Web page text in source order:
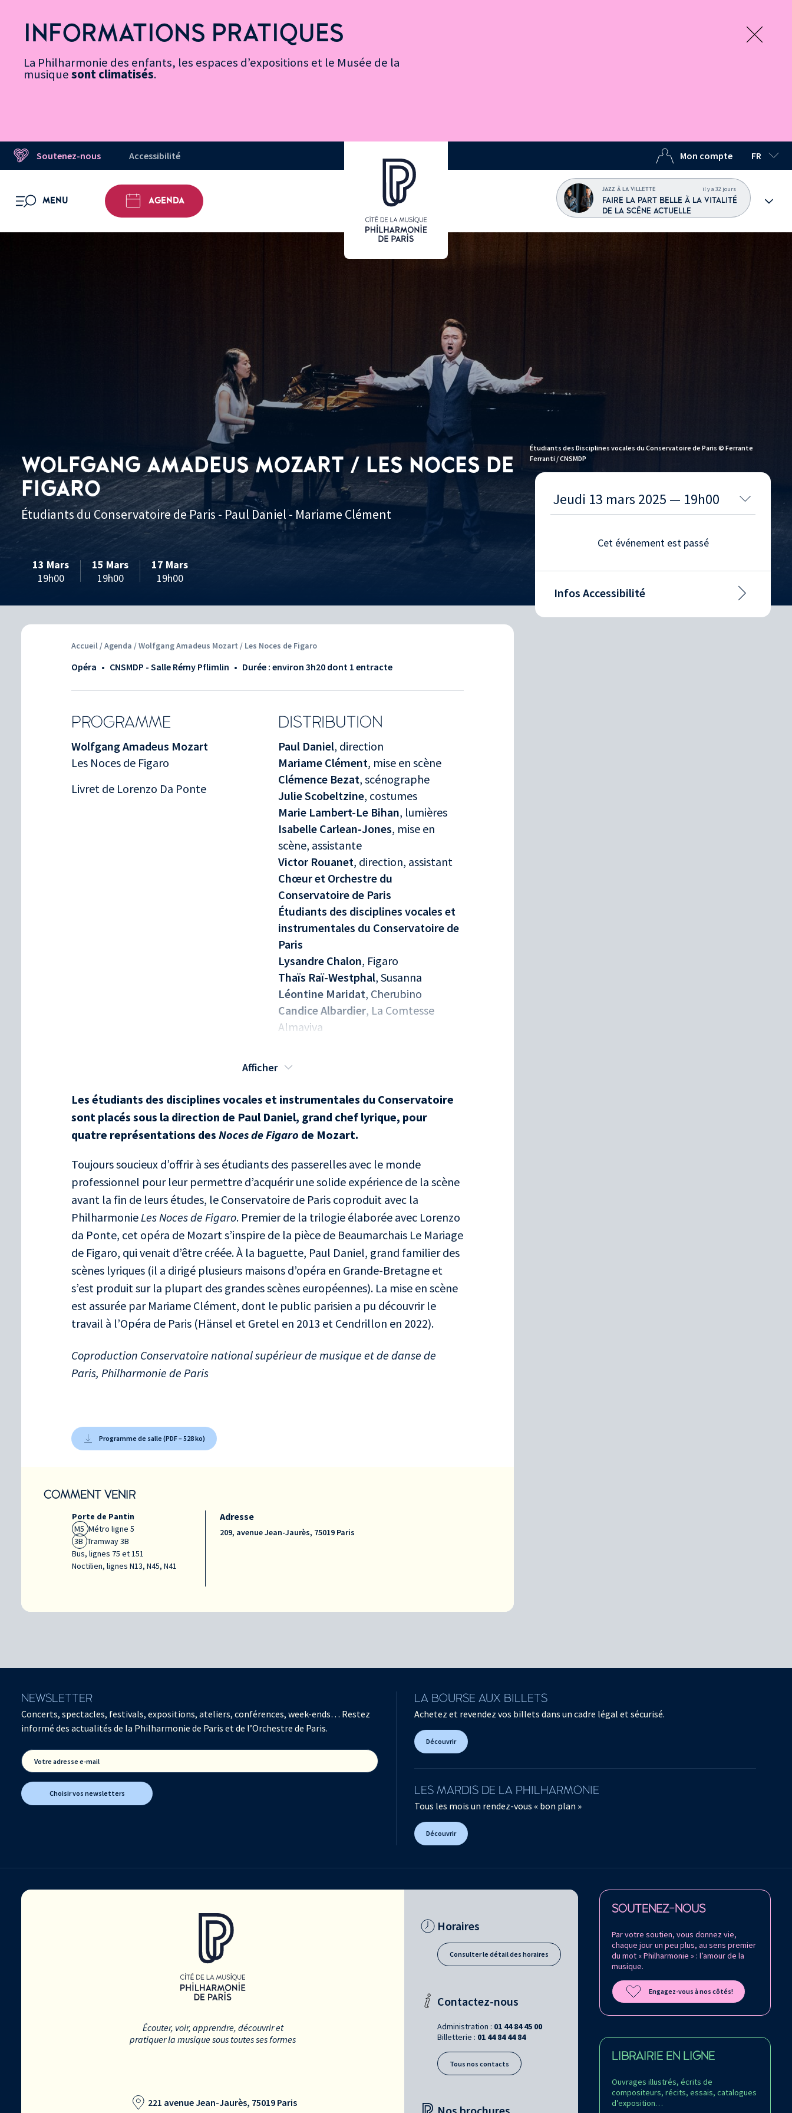
Accessibilité
rapides
contenuMessage d’information
INFORMATIONS PRATIQUES
La Philharmonie des enfants, les espaces d’expositions et le Musée de la
musiquesont climatisés.
Soutenez-nous Accessibilité Mon compte FR
LANGUE
MENU
OUVRIR LE MENU AGENDA
JAZZ À LA VILLETTE il y a 32 jours
FAIRE LA PART BELLE À LA VITALITÉ
DE LA SCÈNE ACTUELLE
Étudiants des Disciplines vocales du Conservatoire de Paris © Ferrante
Ferranti / CNSMDP
WOLFGANG AMADEUS MOZART / LES NOCES DE
FIGARO
Étudiants du Conservatoire de Paris - Paul Daniel - Mariame Clément
13 Mars
19h00
15 Mars
19h00
17 Mars
19h00
Accueil /Agenda / Wolfgang Amadeus Mozart / Les Noces de Figaro
Opéra • CNSMDP - Salle Rémy Pflimlin • Durée : environ 3h20 dont 1 entracte
PROGRAMME DISTRIBUTION
Wolfgang Amadeus Mozart
Les Noces de Figaro
Livret de Lorenzo Da Ponte
Paul Daniel, direction
Mariame Clément, mise en scène
Clémence Bezat, scénographe
Julie Scobeltzine, costumes
Marie Lambert-Le Bihan, lumières
Isabelle Carlean-Jones, mise en
scène, assistante
Victor Rouanet, direction, assistant
Chœur et Orchestre du
Conservatoire de Paris
Étudiants des disciplines vocales et
instrumentales du Conservatoire de
Paris
Lysandre Chalon, Figaro
Thaïs Raï-Westphal, Susanna
Léontine Maridat, Cherubino
Candice Albardier, La Comtesse
Almaviva
Alix de Guérines
, Marcellina
Antonin Alloncle , Basilio, Don Curzio
Nicolas Hézelot
Afficher
Les étudiants des disciplines vocales et instrumentales du Conservatoire
sont placés sous la direction de Paul Daniel, grand chef lyrique, pour
quatre représentations des Noces de Figaro de Mozart.
Toujours soucieux d’offrir à ses étudiants des passerelles avec le monde
professionnel pour leur permettre d’acquérir une solide expérience de la scène
avant la fin de leurs études, le Conservatoire de Paris coproduit avec la
Philharmonie Les Noces de Figaro. Premier de la trilogie élaborée avec Lorenzo
da Ponte, cet opéra de Mozart s’inspire de la pièce de Beaumarchais Le Mariage
de Figaro, qui venait d’être créée. À la baguette, Paul Daniel, grand familier des
scènes lyriques (il a dirigé plusieurs maisons d’opéra en Grande-Bretagne et
s’est produit sur la plupart des grandes scènes européennes). La mise en scène
est assurée par Mariame Clément, dont le public parisien a pu découvrir le
travail à l’Opéra de Paris (Hänsel et Gretel en 2013 et Cendrillon en 2022).
Coproduction Conservatoire national supérieur de musique et de danse de
Paris, Philharmonie de Paris
Programme de salle (PDF – 528 ko)
COMMENT VENIR
Porte de Pantin
M5 Métro ligne 5
3B Tramway 3B
Bus, lignes 75 et 151
Noctilien, lignes N13, N45, N41
Adresse
209, avenue Jean-Jaurès, 75019 Paris
Cet événement est passé
Infos Accessibilité
NEWSLETTER
Concerts, spectacles, festivals, expositions, ateliers, conférences, week-ends… Restez
informé des actualités de la Philharmonie de Paris et de l’Orchestre de Paris.
Votre adresse e-mail
Choisir vos newsletters
LA BOURSE AUX BILLETS
Achetez et revendez vos billets dans un cadre légal et sécurisé.
Découvrir
LES MARDIS DE LA PHILHARMONIE
Tous les mois un rendez-vous « bon plan »
Découvrir
Écouter, voir, apprendre, découvrir et
pratiquer la musique sous toutes ses formes
221 avenue Jean-Jaurès, 75019 Paris
Horaires
Consulter le détail des horaires
Contactez-nous
Administration : 01 44 84 45 00
Billetterie : 01 44 84 44 84
Tous nos contacts
SOUTENEZ-NOUS
Par votre soutien, vous donnez vie,
chaque jour un peu plus, au sens premier
du mot « Philharmonie » : l’amour de la
musique.
Engagez-vous à nos côtés!
LIBRAIRIE EN LIGNE
Ouvrages illustrés, écrits de
compositeurs, récits, essais, catalogues
d’exposition…
Retrouvez la Philharmonie de Paris sur